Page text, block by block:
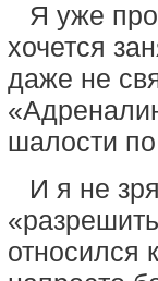
Я уже
хочется
даже не
шалости
И я не
относился